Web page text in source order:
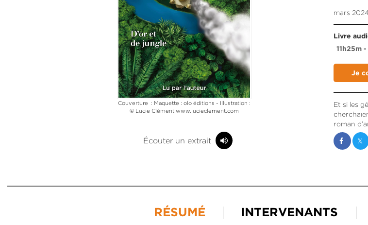
Couverture : Maquette : olo éditions - Illustration :
© Lucie Clément www.lucieclement.com
Écouter un extrait
mars
Livre
11h25m
Et si les
roman
RÉSUMÉ INTERVENANTS